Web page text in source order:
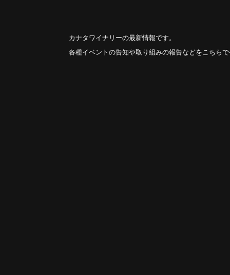
カナタワイナリーの最新情報です。
各種イベントの告知や取り組みの報告などをこちら